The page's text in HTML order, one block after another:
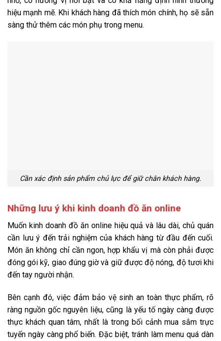
hiệu mạnh mẽ. Khi khách hàng đã thích món chính, họ sẽ sẵn
sàng thử thêm các món phụ trong menu.
Cần xác định sản phẩm chủ lực để giữ chân khách hàng.
Những lưu ý khi kinh doanh đồ ăn online
Muốn kinh doanh đồ ăn online hiệu quả và lâu dài, chủ quán
cần lưu ý đến trải nghiệm của khách hàng từ đầu đến cuối.
Món ăn không chỉ cần ngon, hợp khẩu vị mà còn phải được
đóng gói kỹ, giao đúng giờ và giữ được độ nóng, độ tươi khi
đến tay người nhận.
Bên cạnh đó, việc đảm bảo vệ sinh an toàn thực phẩm, rõ
ràng nguồn gốc nguyên liệu, cũng là yếu tố ngày càng được
thực khách quan tâm, nhất là trong bối cảnh mua sắm trực
tuyến ngày càng phổ biến. Đặc biệt, tránh làm menu quá dàn